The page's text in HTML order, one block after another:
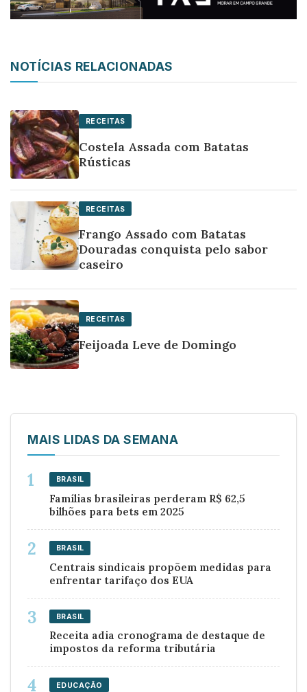
NOTÍCIAS RELACIONADAS
RECEITAS
Costela Assada com Batatas
Rústicas
RECEITAS
Frango Assado com Batatas
Douradas conquista pelo sabor
caseiro
RECEITAS
Feijoada Leve de Domingo
MAIS LIDAS DA SEMANA
BRASIL
Famílias brasileiras perderam R$ 62,5
bilhões para bets em 2025
BRASIL
Centrais sindicais propõem medidas para
enfrentar tarifaço dos EUA
BRASIL
Receita adia cronograma de destaque de
impostos da reforma tributária
EDUCAÇÃO